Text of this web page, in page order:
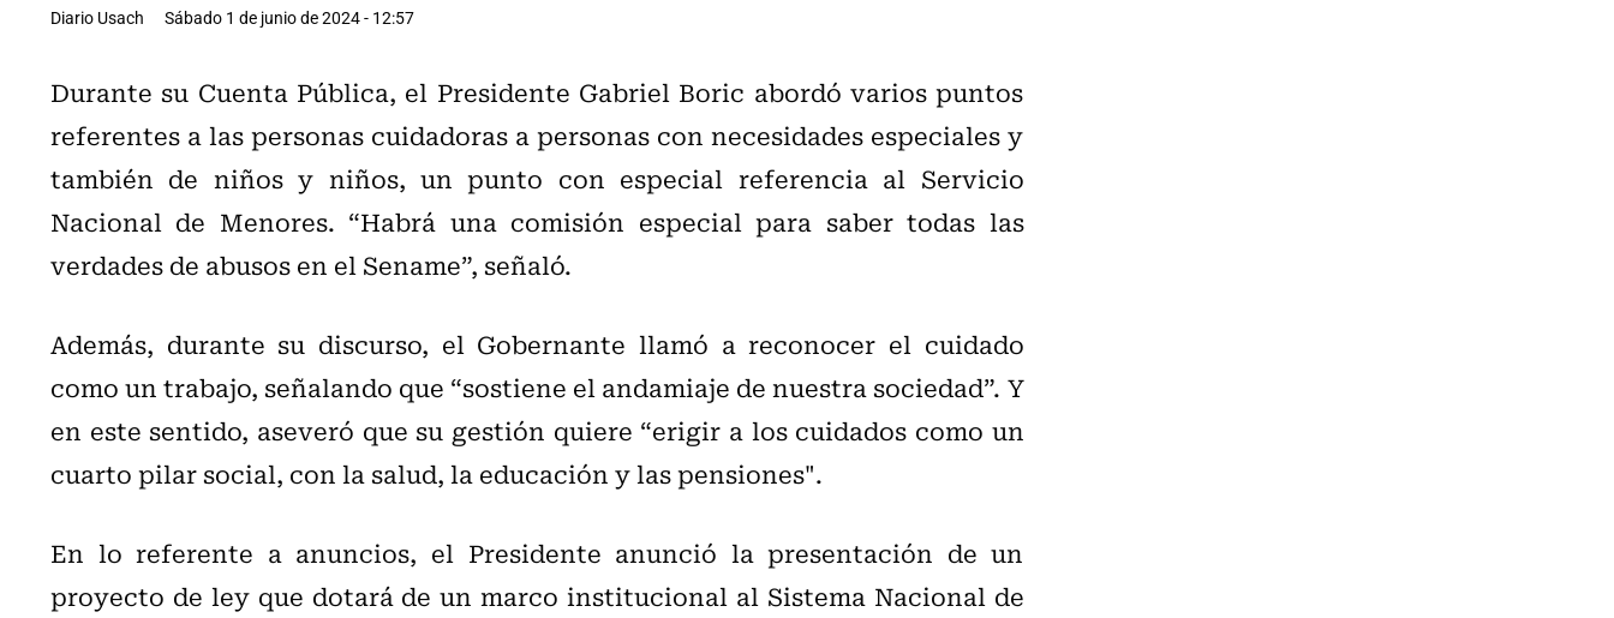
Diario Usach Sábado 1 de junio de 2024 - 12:57
Durante su Cuenta Pública, el Presidente Gabriel Boric abordó varios puntos
referentes a las personas cuidadoras a personas con necesidades especiales y
también de niños y niños, un punto con especial referencia al Servicio
Nacional de Menores. “Habrá una comisión especial para saber todas las
verdades de abusos en el Sename”, señaló.
Además, durante su discurso, el Gobernante llamó a reconocer el cuidado
como un trabajo, señalando que “sostiene el andamiaje de nuestra sociedad”. Y
en este sentido, aseveró que su gestión quiere “erigir a los cuidados como un
cuarto pilar social, con la salud, la educación y las pensiones".
En lo referente a anuncios, el Presidente anunció la presentación de un
proyecto de ley que dotará de un marco institucional al Sistema Nacional de